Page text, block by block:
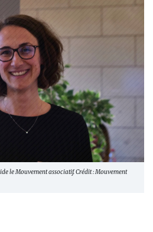
le Mouvement associatif. Crédit : Mouvement